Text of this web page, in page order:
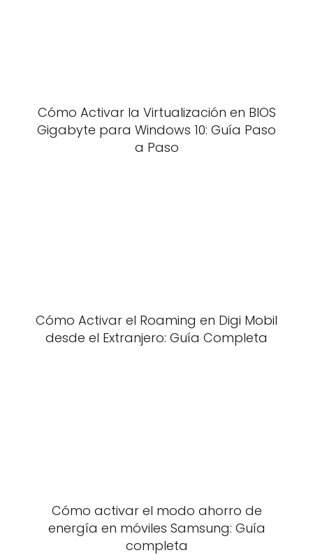
Cómo Activar la Virtualización en BIOS
Gigabyte para Windows 10: Guía Paso
a Paso
Cómo Activar el Roaming en Digi Mobil
desde el Extranjero: Guía Completa
Cómo activar el modo ahorro de
energía en móviles Samsung: Guía
completa